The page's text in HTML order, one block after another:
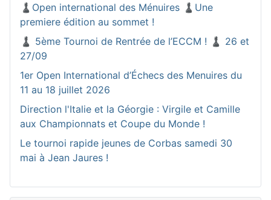
♟️Open international des Ménuires ♟️Une
premiere édition au sommet !
♟️ 5ème Tournoi de Rentrée de l’ECCM ! ♟️ 26 et
27/09
1er Open International d’Échecs des Menuires du
11 au 18 juillet 2026
Direction l'Italie et la Géorgie : Virgile et Camille
aux Championnats et Coupe du Monde !
Le tournoi rapide jeunes de Corbas samedi 30
mai à Jean Jaures !